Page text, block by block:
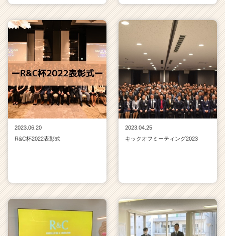
2023.06.20
R&C杯2022表彰式
2023.04.25
キックオフミーティング2023